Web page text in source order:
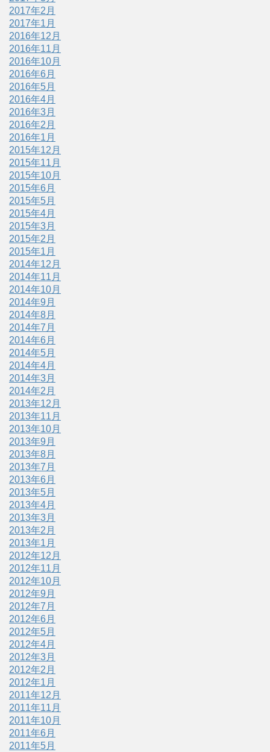
2017年2月
2017年1月
2016年12月
2016年11月
2016年10月
2016年6月
2016年5月
2016年4月
2016年3月
2016年2月
2016年1月
2015年12月
2015年11月
2015年10月
2015年6月
2015年5月
2015年4月
2015年3月
2015年2月
2015年1月
2014年12月
2014年11月
2014年10月
2014年9月
2014年8月
2014年7月
2014年6月
2014年5月
2014年4月
2014年3月
2014年2月
2013年12月
2013年11月
2013年10月
2013年9月
2013年8月
2013年7月
2013年6月
2013年5月
2013年4月
2013年3月
2013年2月
2013年1月
2012年12月
2012年11月
2012年10月
2012年9月
2012年7月
2012年6月
2012年5月
2012年4月
2012年3月
2012年2月
2012年1月
2011年12月
2011年11月
2011年10月
2011年6月
2011年5月